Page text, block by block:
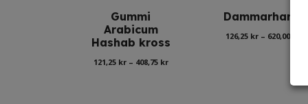
Gummi
Arabicum
Hashab kross
121,25 kr – 408,75 krPrisintervall:
Dammarharts
126,25 kr – 620,00